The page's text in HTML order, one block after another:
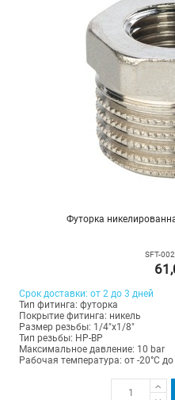
Футорка
SFT-
Срок доставки: от 2 до 3 дней
Тип фитинга: футорка
Покрытие фитинга: никель
Размер резьбы: 1/4"х1/8"
Тип резьбы: НР-ВР
Максимальное давление: 10 bar
Рабочая температура: от -20°C до